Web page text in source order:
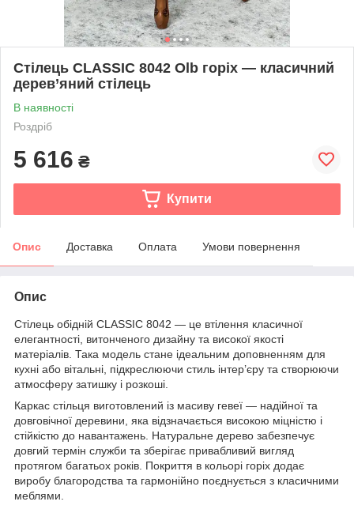
Стілець CLASSIC 8042 Olb горіх — класичний
дерев’яний стілець
В наявності
Роздріб
5 616 ₴
Купити
Опис Доставка Оплата Умови повернення
Опис
Стілець обідній CLASSIC 8042 — це втілення класичної
елегантності, витонченого дизайну та високої якості
матеріалів. Така модель стане ідеальним доповненням для
кухні або вітальні, підкреслюючи стиль інтер’єру та створюючи
атмосферу затишку і розкоші.
Каркас стільця виготовлений із масиву гевеї — надійної та
довговічної деревини, яка відзначається високою міцністю і
стійкістю до навантажень. Натуральне дерево забезпечує
довгий термін служби та зберігає привабливий вигляд
протягом багатьох років. Покриття в кольорі горіх додає
виробу благородства та гармонійно поєднується з класичними
меблями.